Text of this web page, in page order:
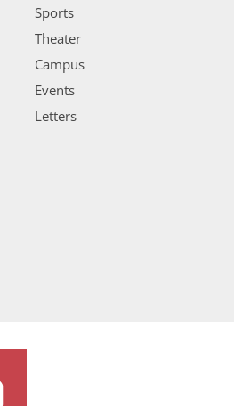
Sports
Theater
Campus
Events
Letters